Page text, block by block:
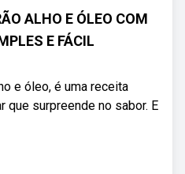
ALHO E ÓLEO COM
E FÁCIL
e óleo, é uma receita
surpreende no sabor. E